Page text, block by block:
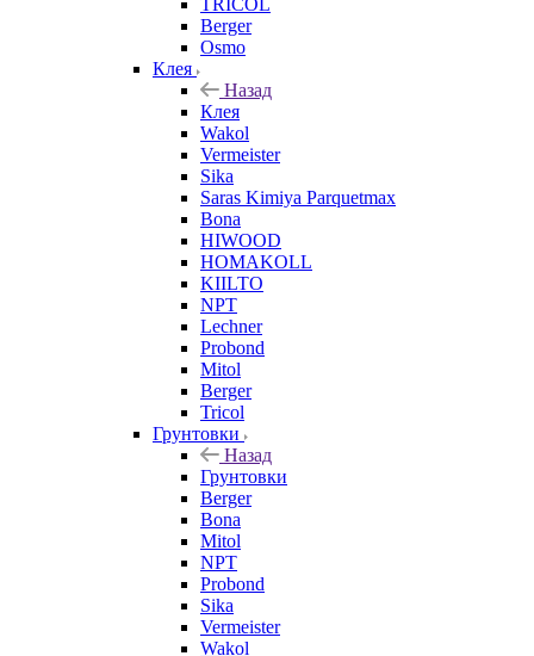
TRICOL
Berger
Osmo
Клея
Назад
Клея
Wakol
Vermeister
Sika
Saras Kimiya Parquetmax
Bona
HIWOOD
HOMAKOLL
KIILTO
NPT
Lechner
Probond
Mitol
Berger
Tricol
Грунтовки
Назад
Грунтовки
Berger
Bona
Mitol
NPT
Probond
Sika
Vermeister
Wakol